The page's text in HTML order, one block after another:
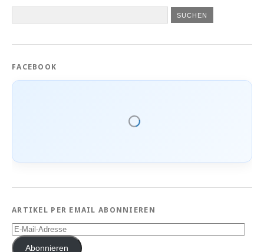
FACEBOOK
ARTIKEL PER EMAIL ABONNIEREN
E-
Mail-
AdresseAbonnieren